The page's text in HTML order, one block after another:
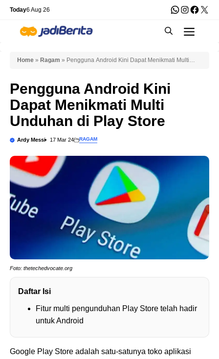
Skip
content
Today6 Aug 26 WhatsApp
X
Home » Ragam » Pengguna Android Kini Dapat Menikmati Multi
Pengguna Android Kini
Dapat Menikmati Multi
Unduhan di Play Store
Ardy Messi 17 Mar 24 RAGAM
Foto: thetechedvocate.org
Daftar Isi
Fitur multi pengunduhan Play Store telah hadir
untuk Android
Google Play Store adalah satu-satunya toko aplikasi